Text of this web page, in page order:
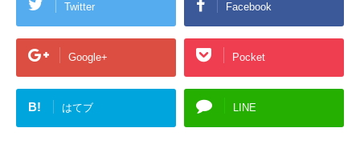
Twitter Facebook
Google+ Pocket
B! はてブ LINE